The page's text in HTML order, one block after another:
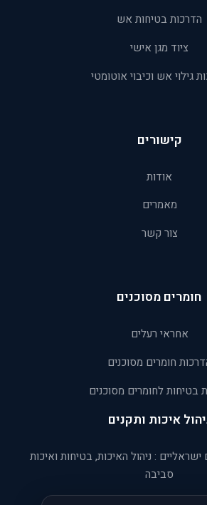
הדרכות בטיחות אש
ציוד מגן אישי
גילוי אש וכיבוי אוטומטי
קישורים
אודות
מאמרים
צור קשר
חומרים מסוכנים
אחראי רעלים
חומרים מסוכנים
בטיחות לחומרים מסוכנים
איכות ותקנים
ישראליים : ניהול האיכות, בטיחות ואיכות
סביבה